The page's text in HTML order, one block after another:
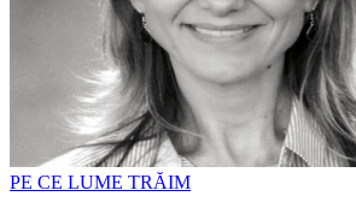
PE CE LUME TRĂIM